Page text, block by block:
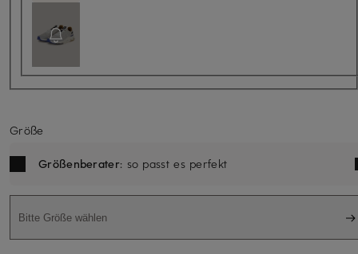
Größe
Größenberater: so passt es perfekt
Bitte Größe wählen